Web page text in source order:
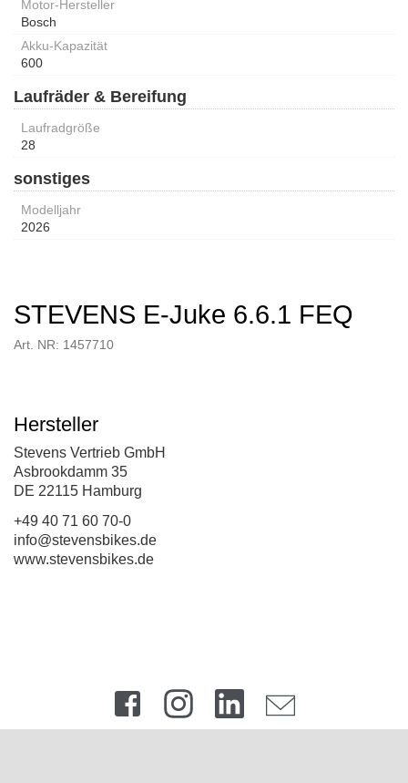
Motor-Hersteller
Bosch
Akku-Kapazität
600
Laufräder & Bereifung
Laufradgröße
28
sonstiges
Modelljahr
2026
STEVENS E-Juke 6.6.1 FEQ
Art. NR: 1457710
Hersteller
Stevens Vertrieb GmbH
Asbrookdamm 35
DE 22115 Hamburg
+49 40 71 60 70-0
info@stevensbikes.de
www.stevensbikes.de